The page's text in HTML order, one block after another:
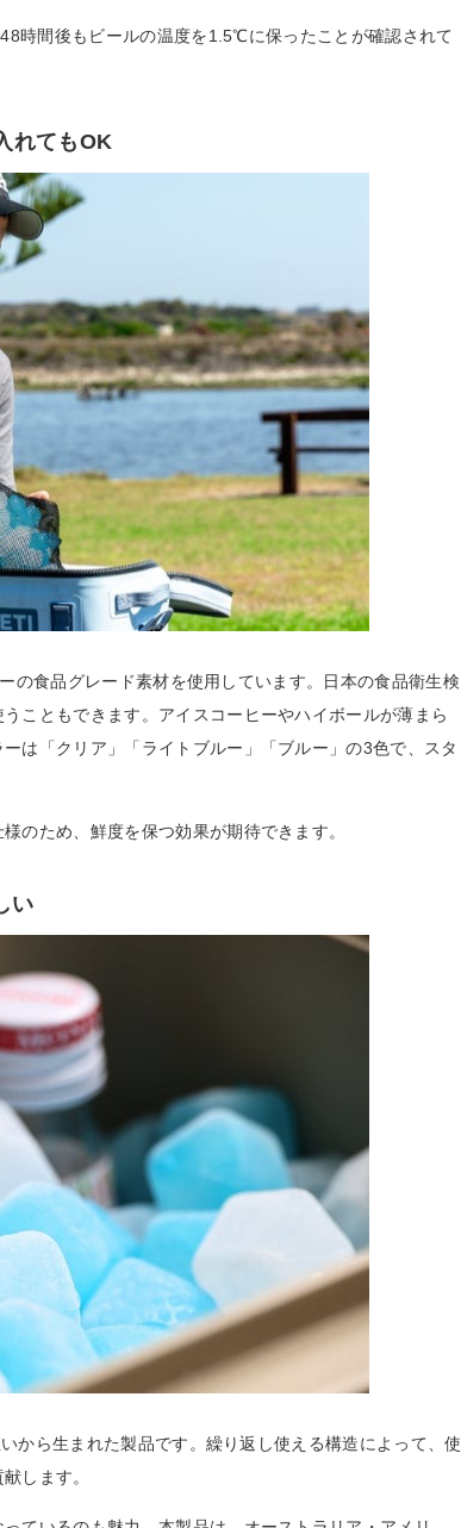
時間後もビールの温度を1.5℃に保ったことが確認されて
れてもOK
の食品グレード素材を使用しています。日本の食品衛生検
こともできます。アイスコーヒーやハイボールが薄まら
は「クリア」「ライトブルー」「ブルー」の3色で、スタ
のため、鮮度を保つ効果が期待できます。
い
から生まれた製品です。繰り返し使える構造によって、使
します。